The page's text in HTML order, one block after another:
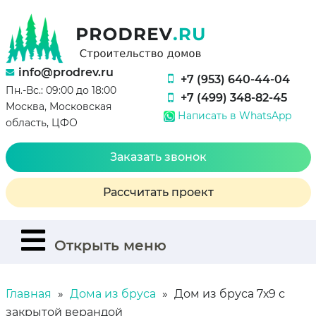
info@prodrev.ru
Пн.-Вс.: 09:00 до 18:00
Москва, Московская
область, ЦФО
+7 (953) 640-44-04
+7 (499) 348-82-45
Написать в WhatsApp
Заказать звонок
Рассчитать проект
Открыть меню
Главная Дома из бруса
Дом из бруса 7х9 с
закрытой верандой